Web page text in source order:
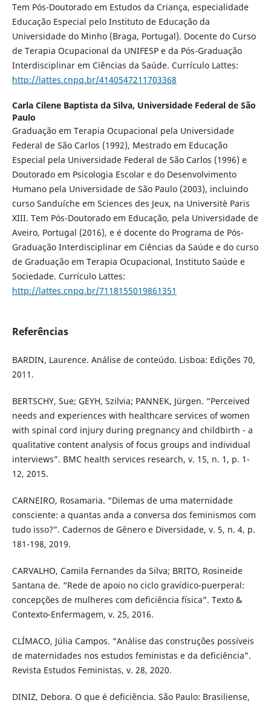
Tem Pós-Doutorado em Estudos da Criança, especialidade
Educação Especial pelo Instituto de Educação da
Universidade do Minho (Braga, Portugal). Docente do Curso
de Terapia Ocupacional da UNIFESP e da Pós-Graduação
Interdisciplinar em Ciências da Saúde. Currículo Lattes:
http://lattes.cnpq.br/4140547211703368
Carla Cilene Baptista da Silva, Universidade Federal de São
Paulo
Graduação em Terapia Ocupacional pela Universidade
Federal de São Carlos (1992), Mestrado em Educação
Especial pela Universidade Federal de São Carlos (1996) e
Doutorado em Psicologia Escolar e do Desenvolvimento
Humano pela Universidade de São Paulo (2003), incluindo
curso Sanduíche em Sciences des Jeux, na Universitè Paris
XIII. Tem Pós-Doutorado em Educação, pela Universidade de
Aveiro, Portugal (2016), e é docente do Programa de Pós-
Graduação Interdisciplinar em Ciências da Saúde e do curso
de Graduação em Terapia Ocupacional, Instituto Saúde e
Sociedade. Currículo Lattes:
http://lattes.cnpq.br/7118155019861351
Referências
BARDIN, Laurence. Análise de conteúdo. Lisboa: Edições 70,
2011.
BERTSCHY, Sue; GEYH, Szilvia; PANNEK, Jürgen. “Perceived
needs and experiences with healthcare services of women
with spinal cord injury during pregnancy and childbirth - a
qualitative content analysis of focus groups and individual
interviews”. BMC health services research, v. 15, n. 1, p. 1-
12, 2015.
CARNEIRO, Rosamaria. “Dilemas de uma maternidade
consciente: a quantas anda a conversa dos feminismos com
tudo isso?”. Cadernos de Gênero e Diversidade, v. 5, n. 4, p.
181-198, 2019.
CARVALHO, Camila Fernandes da Silva; BRITO, Rosineide
Santana de. “Rede de apoio no ciclo gravídico-puerperal:
concepções de mulheres com deficiência física”. Texto &
Contexto-Enfermagem, v. 25, 2016.
CLÍMACO, Júlia Campos. “Análise das construções possíveis
de maternidades nos estudos feministas e da deficiência”.
Revista Estudos Feministas, v. 28, 2020.
DINIZ, Debora. O que é deficiência. São Paulo: Brasiliense,